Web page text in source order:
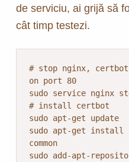
de serviciu, ai grijă să
cât timp testezi.
# stop nginx,
on port 80
sudo service nginx
# install certbot
sudo apt-get update
sudo apt-get install
common
sudo add-apt-